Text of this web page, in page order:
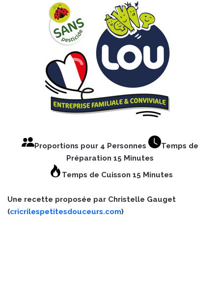
Proportions pour 4 Personnes
Temps de
Préparation 15 Minutes
Temps de Cuisson 15 Minutes
Une recette proposée par Christelle Gauget
(cricrilespetitesdouceurs.com)